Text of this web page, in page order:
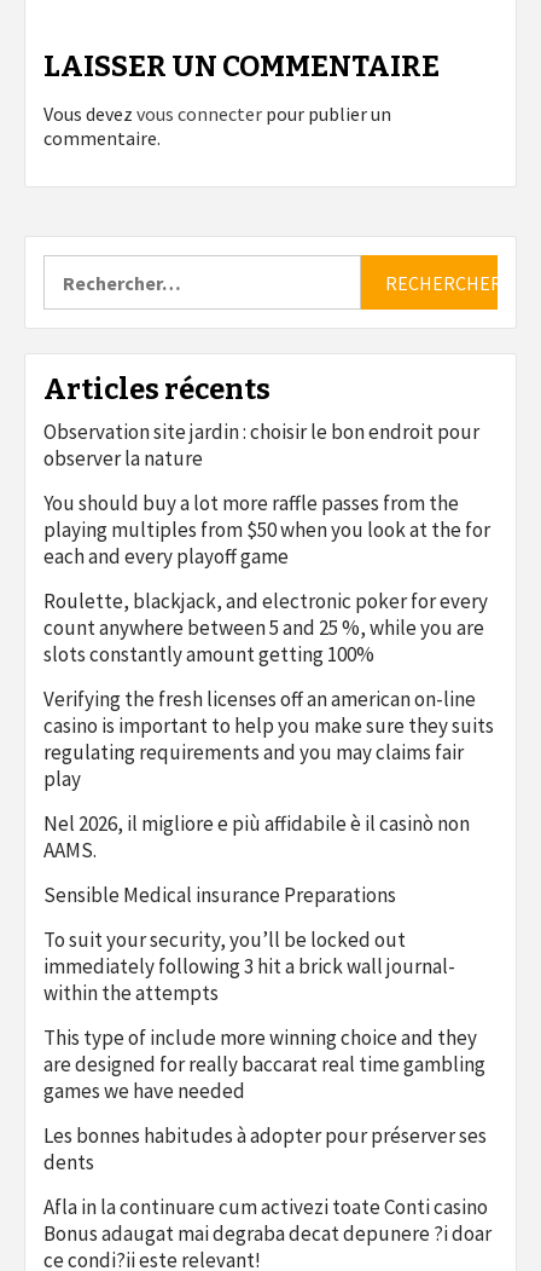
LAISSER UN COMMENTAIRE
Vous devez vous connecter pour publier un
commentaire.
Articles récents
Observation site jardin : choisir le bon endroit pour
observer la nature
You should buy a lot more raffle passes from the
playing multiples from $50 when you look at the for
each and every playoff game
Roulette, blackjack, and electronic poker for every
count anywhere between 5 and 25 %, while you are
slots constantly amount getting 100%
Verifying the fresh licenses off an american on-line
casino is important to help you make sure they suits
regulating requirements and you may claims fair
play
Nel 2026, il migliore e più affidabile è il casinò non
AAMS.
Sensible Medical insurance Preparations
To suit your security, you’ll be locked out
immediately following 3 hit a brick wall journal-
within the attempts
This type of include more winning choice and they
are designed for really baccarat real time gambling
games we have needed
Les bonnes habitudes à adopter pour préserver ses
dents
Afla in la continuare cum activezi toate Conti casino
Bonus adaugat mai degraba decat depunere ?i doar
ce condi?ii este relevant!